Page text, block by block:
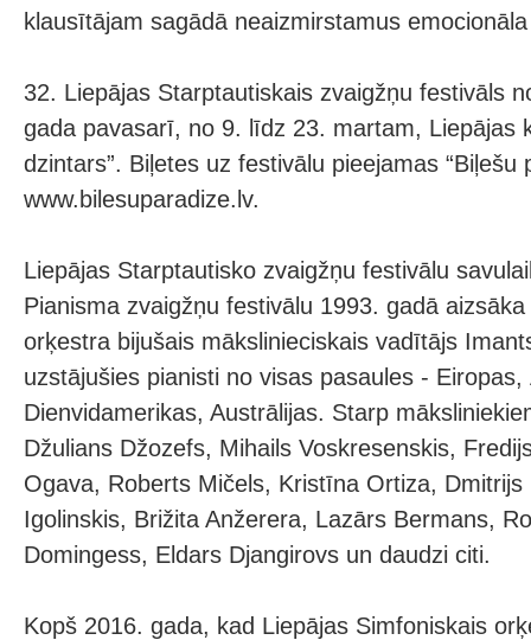
klausītājam sagādā neaizmirstamus
32. Liepājas Starptautiskais zvaigžņu festivāls
gada pavasarī, no 9. līdz 23. martam, Liepājas
dzintars”. Biļetes uz festivālu pieejamas “Biļešu
www.bilesuparadize.lv.
Liepājas Starptautisko zvaigžņu festivālu
Pianisma zvaigžņu festivālu 1993. gadā
orķestra bijušais mākslinieciskais vadītājs
uzstājušies pianisti no visas pasaules -
Dienvidamerikas, Austrālijas. Starp
Džulians Džozefs, Mihails Voskresenskis,
Ogava, Roberts Mičels, Kristīna Ortiza, Dmitrijs
Igolinskis, Brižita Anžerera, Lazārs Bermans,
Domingess, Eldars Djangirovs un daudzi citi.
Kopš 2016. gada, kad Liepājas Simfoniskais